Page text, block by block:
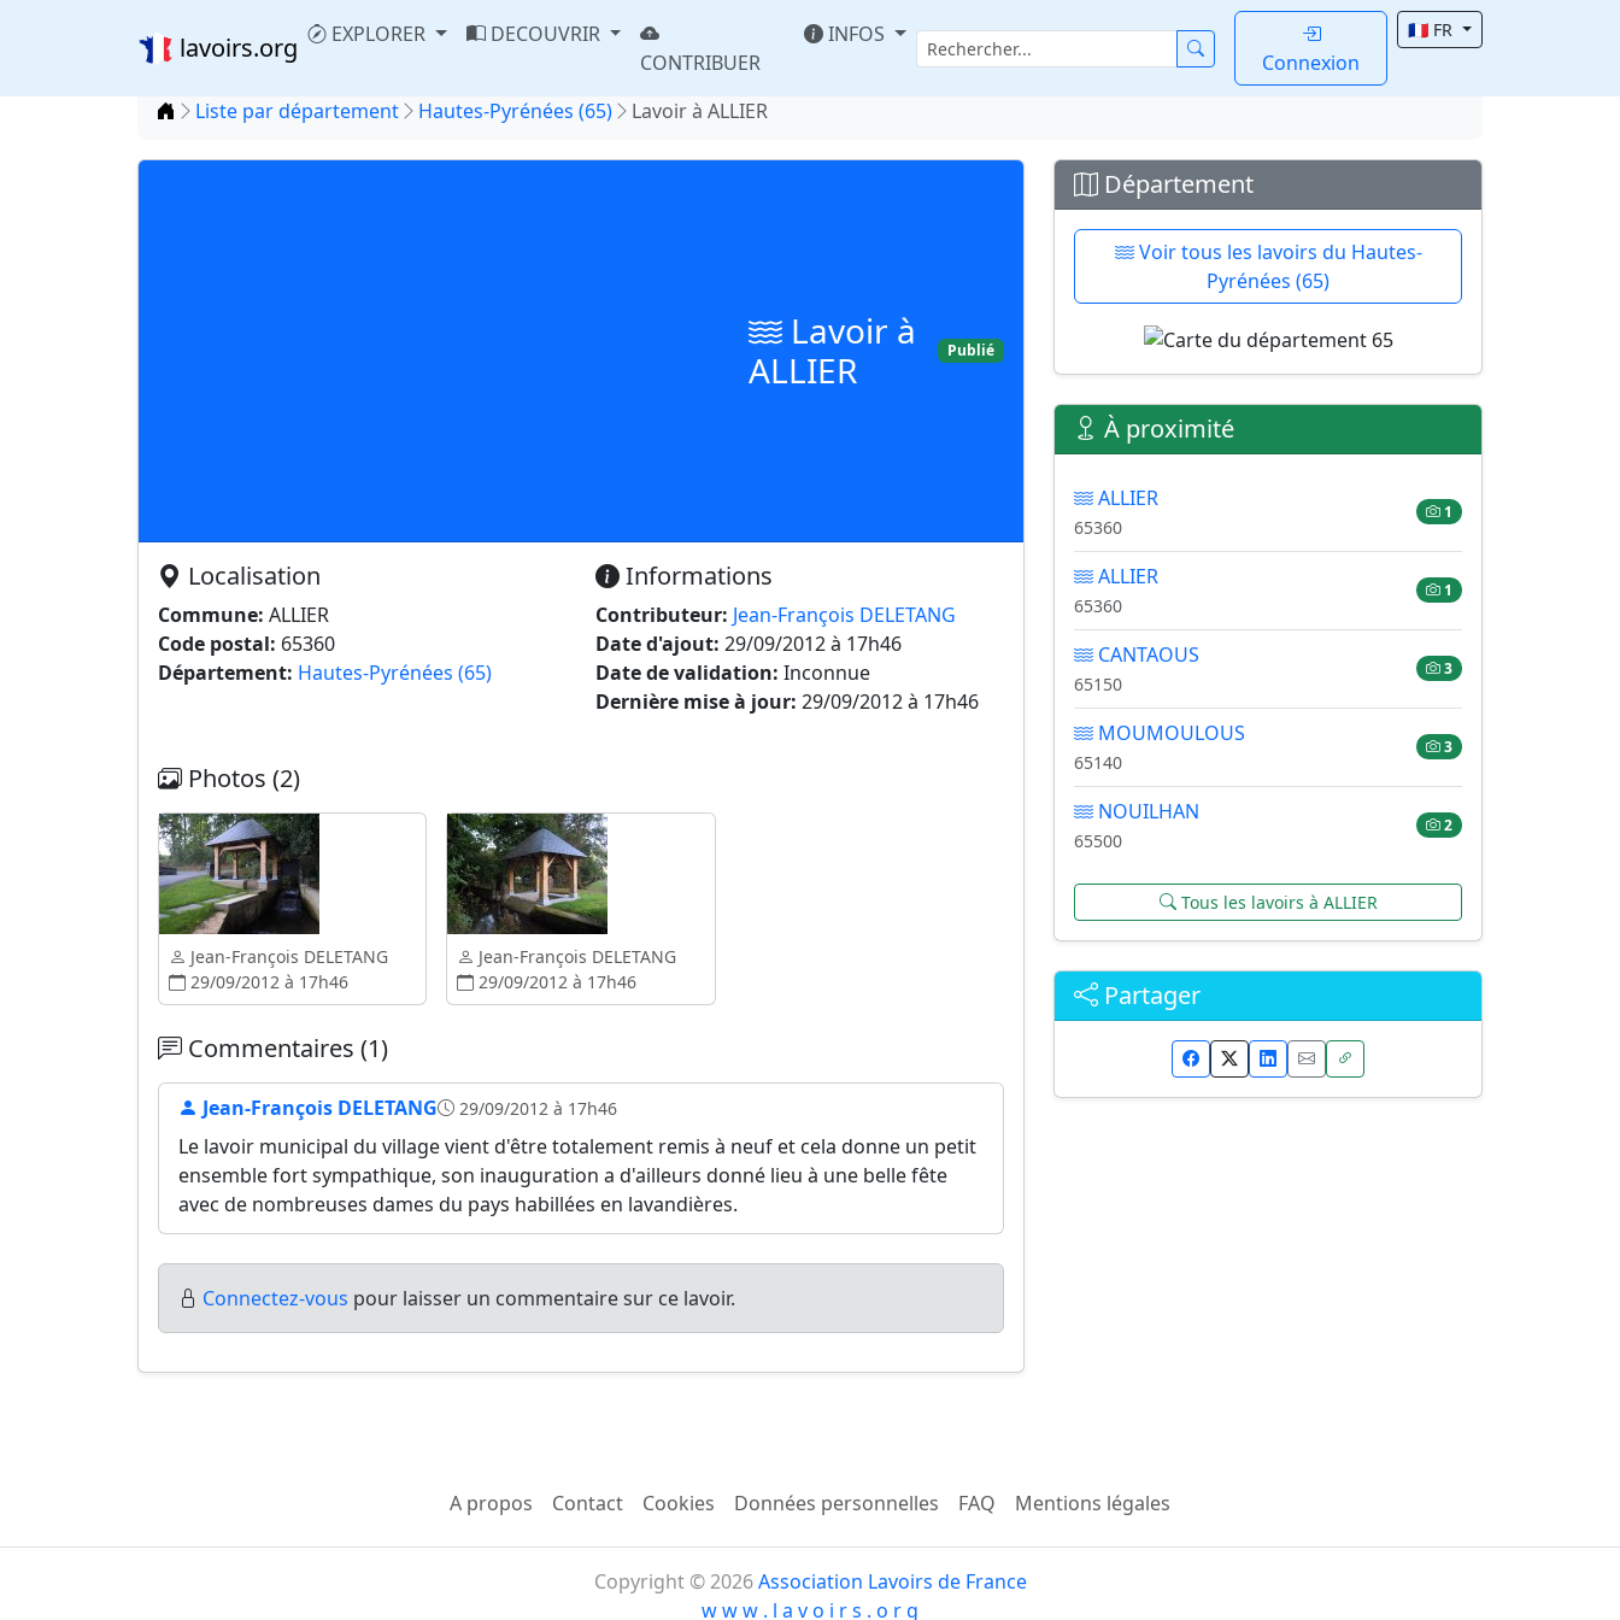
lavoirs.org EXPLORER
DECOUVRIR
CONTRIBUER
INFOS
Connexion
🇫🇷 FR
Accueil
Liste par département Hautes-Pyrénées (65) Lavoir à ALLIER
Lavoir à
ALLIER
Publié
Localisation
Commune: ALLIER
Code postal: 65360
Département: Hautes-Pyrénées (65)
Informations
Contributeur: Jean-François DELETANG
Date d'ajout: 29/09/2012 à 17h46
Date de validation: Inconnue
Dernière mise à jour: 29/09/2012 à 17h46
Photos (2)
Jean-François DELETANG
29/09/2012 à 17h46
Jean-François DELETANG
29/09/2012 à 17h46
Commentaires (1)
Jean-François DELETANG 29/09/2012 à 17h46
Le lavoir municipal du village vient d'être totalement remis à neuf et cela donne un petit
ensemble fort sympathique, son inauguration a d'ailleurs donné lieu à une belle fête
avec de nombreuses dames du pays habillées en lavandières.
Connectez-vous pour laisser un commentaire sur ce lavoir.
Département
Voir tous les lavoirs du Hautes-
Pyrénées (65)
À proximité
ALLIER
65360
1
ALLIER
65360
1
CANTAOUS
65150
3
MOUMOULOUS
65140
3
NOUILHAN
65500
2
Tous les lavoirs à ALLIER
Partager
A propos Contact Cookies Données personnelles FAQ Mentions légales
Copyright © 2026Association Lavoirs de France
w w w . l a v o i r s . o r g